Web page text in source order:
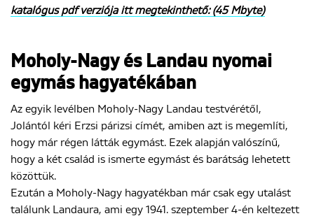
katalógus pdf verziója itt megtekinthető: (45 Mbyte)
Moholy-Nagy és Landau nyomai
egymás hagyatékában
Az egyik levélben Moholy-Nagy Landau testvérétől,
Jolántól kéri Erzsi párizsi címét, amiben azt is megemlíti,
hogy már régen látták egymást. Ezek alapján valószínű,
hogy a két család is ismerte egymást és barátság lehetett
közöttük.
Ezután a Moholy-Nagy hagyatékban már csak egy utalást
találunk Landaura, ami egy 1941. szeptember 4-én keltezett